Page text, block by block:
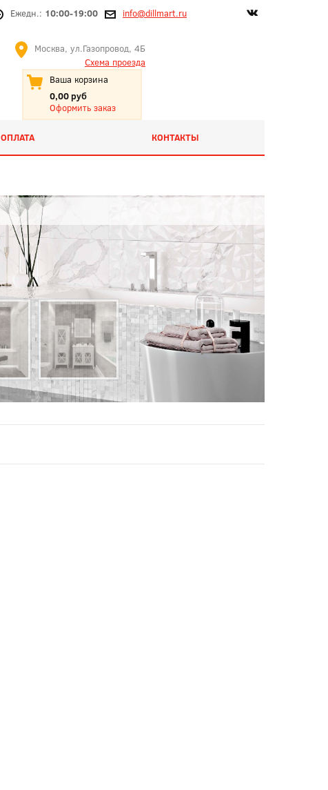
Ежедн.: 10:00-19:00 info@dillmart.ru
Москва, ул.Газопровод, 4Б
Схема проезда
Ваша корзина
0,00 руб
Оформить заказ
ОПЛАТА КОНТАКТЫ